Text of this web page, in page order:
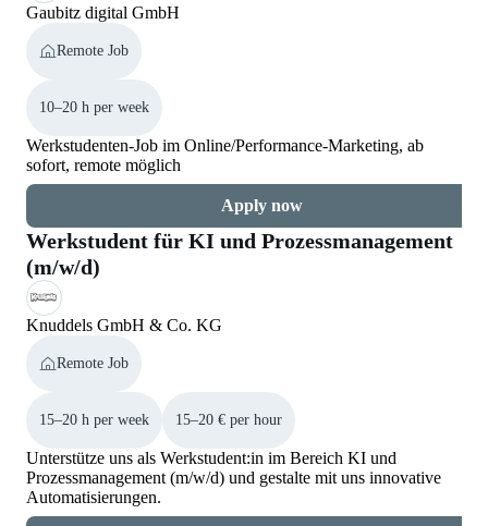
Gaubitz digital GmbH
Remote Job
10–20 h per week
Werkstudenten-Job im Online/Performance-Marketing, ab
sofort, remote möglich
Apply now
Werkstudent für KI und Prozessmanagement
(m/w/d)
Knuddels GmbH & Co. KG
Remote Job
15–20 h per week 15–20 € per hour
Unterstütze uns als Werkstudent:in im Bereich KI und
Prozessmanagement (m/w/d) und gestalte mit uns innovative
Automatisierungen.